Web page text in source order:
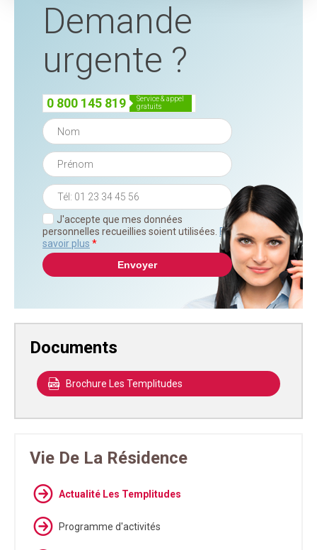
Demande
urgente ?
0 800 145 819
service & appel
gratuits
J'accepte que mes données
personnelles recueillies soient utilisées. En
savoir plus *
Documents
Brochure Les Templitudes
Vie De La Résidence
Actualité Les Templitudes
Programme d'activités